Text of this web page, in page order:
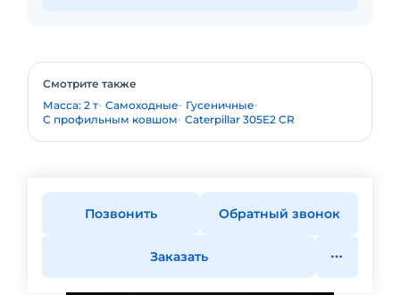
Смотрите также
Масса: 2 т Самоходные
Гусеничные
С профильным ковшом Caterpillar 305E2 CR
Позвонить Обратный звонок
Заказать